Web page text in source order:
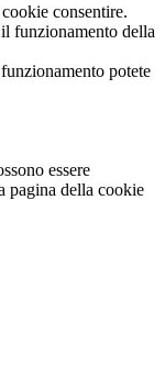
consentire.
funzionamento della
potete
essere
pagina della cookie